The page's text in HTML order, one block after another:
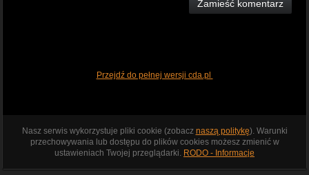
Zamieść komentarz
Przejdź do pełnej wersji cda.pl
Nasz serwis wykorzystuje pliki cookie (zobacz naszą politykę). Warunki
przechowywania lub dostępu do plików cookies możesz zmienić w
ustawieniach Twojej przeglądarki. RODO - Informacje